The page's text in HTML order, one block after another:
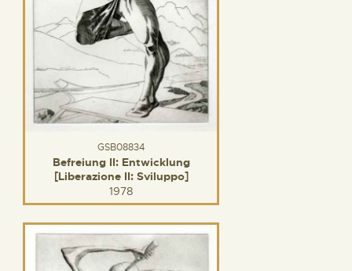
GSB08834
Befreiung II: Entwicklung
[Liberazione II: Sviluppo]
1978